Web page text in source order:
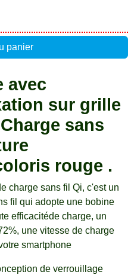
panier
avec
sur grille
sans
rouge .
charge sans fil Qi, c'est un
fil qui adopte une bobine
efficacitéde charge, un
une vitesse de charge
smartphone
de verrouillage